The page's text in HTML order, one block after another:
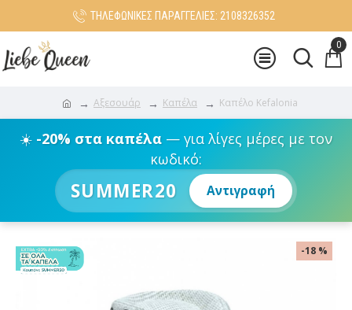
ΤΗΛΕΦΩΝΙΚΕΣ ΠΑΡΑΓΓΕΛΙΕΣ: 2108326352
0
Αξεσουάρ Καπέλα Καπέλο Kefalonia
☀️ -20% στα καπέλα— για λίγες μέρες με τον
κωδικό:
SUMMER20 Αντιγραφή
-18 %